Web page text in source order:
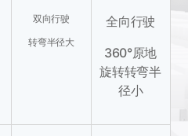
双向行驶
转弯半径大
全向行驶
360°原地
旋转转弯半
径小